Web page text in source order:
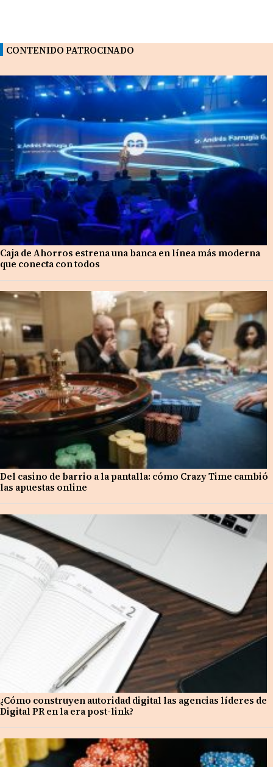
CONTENIDO PATROCINADO
Caja de Ahorros estrena una banca en línea más moderna
que conecta con todos
Del casino de barrio a la pantalla: cómo Crazy Time cambió
las apuestas online
¿Cómo construyen autoridad digital las agencias líderes de
Digital PR en la era post-link?